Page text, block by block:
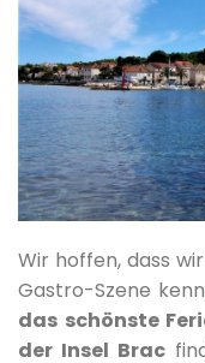
Wir hoffen, dass
Gastro-Szene
das schönste
der Insel Brac